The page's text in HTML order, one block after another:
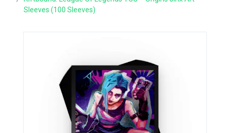
Sleeves (100 Sleeves)